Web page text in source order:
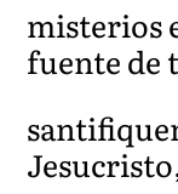
misterios
fuente de